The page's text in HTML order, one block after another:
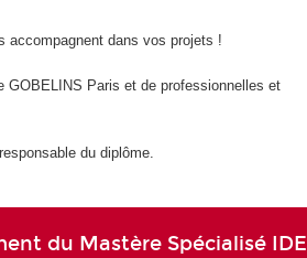
accompagnent dans vos projets !
GOBELINS Paris et de professionnelles et
du diplôme.
du Mastère Spécialisé IDE